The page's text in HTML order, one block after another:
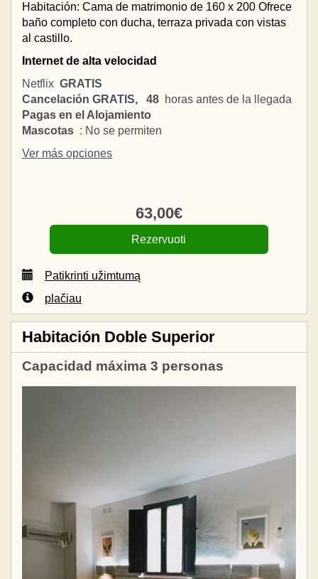
Habitación: Cama de matrimonio de 160 x 200 Ofrece
baño completo con ducha, terraza privada con vistas
al castillo.
Internet de alta velocidad
Netflix GRATIS
Cancelación GRATIS, 48 horas antes de la llegada
Pagas en el Alojamiento
Mascotas : No se permiten
Ver más opciones
63,00€
Patikrinti užimtumą
plačiau
Habitación Doble Superior
Capacidad máxima 3 personas